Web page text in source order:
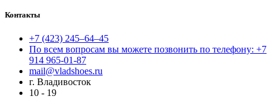
Контакты
+7 (423) 245–64–45
По всем вопросам вы можете позвонить по телефону: +7
914 965-01-87
mail@vladshoes.ru
г. Владивосток
10 - 19